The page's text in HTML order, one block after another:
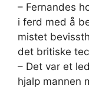
– Fernandes
i ferd med å
mistet
det britiske
– Det var et
hjalp mannen